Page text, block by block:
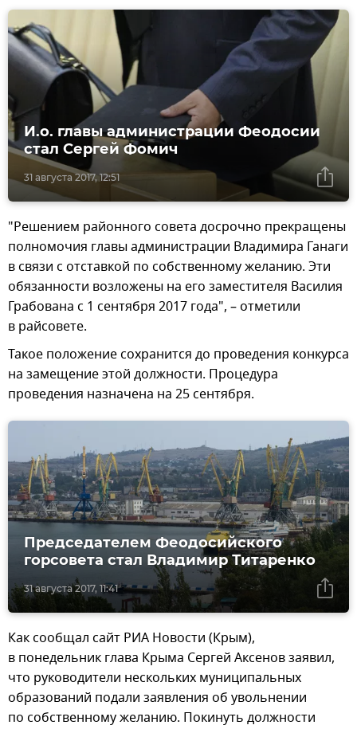
31 августа 2017, 12:51
И.о. главы администрации Феодосии
стал Сергей Фомич
"Решением районного совета досрочно прекращены
полномочия главы администрации Владимира Ганаги
в связи с отставкой по собственному желанию. Эти
обязанности возложены на его заместителя Василия
Грабована с 1 сентября 2017 года", – отметили
в райсовете.
Такое положение сохранится до проведения конкурса
на замещение этой должности. Процедура
проведения назначена на 25 сентября.
31 августа 2017, 11:41
Председателем Феодосийского
горсовета стал Владимир Титаренко
Как сообщал сайт РИА Новости (Крым),
в понедельник глава Крыма Сергей Аксенов заявил,
что руководители нескольких муниципальных
образований подали заявления об увольнении
по собственному желанию. Покинуть должности